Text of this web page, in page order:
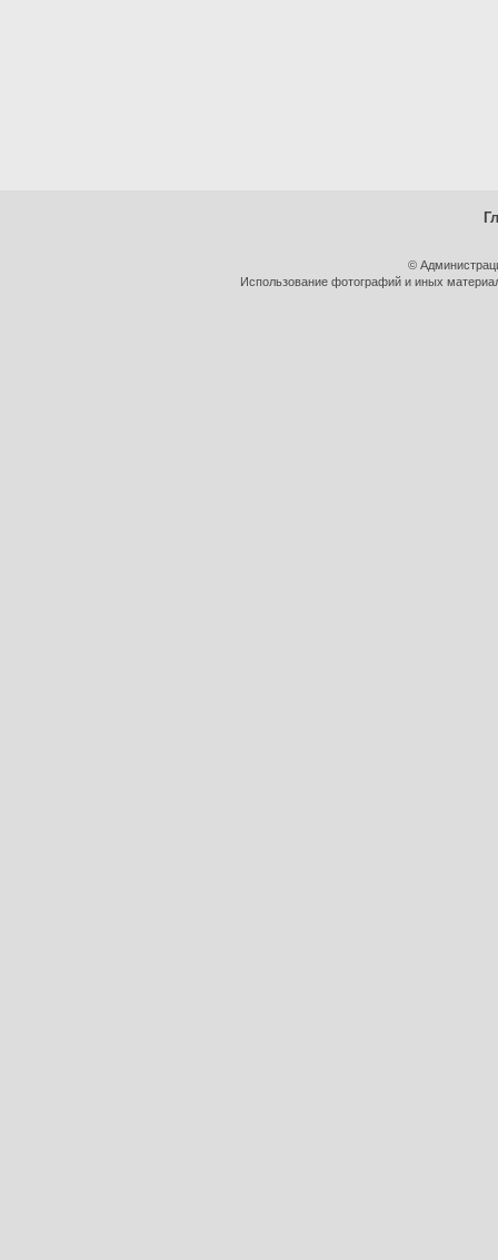
©
Использование фотографий и иных